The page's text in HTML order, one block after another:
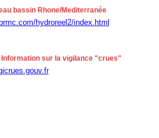
bassin Rhone/Mediterranée
hydroreel2/index.html
sur la vigilance "crues"